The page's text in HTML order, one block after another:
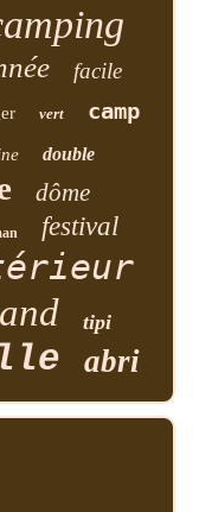
facile
vert camp
double
dôme
festival
tipi
abri